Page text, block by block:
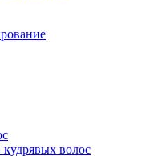
волос